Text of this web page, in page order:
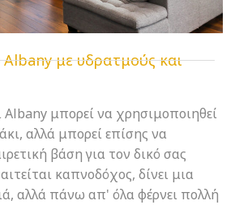
Albany με υδρατμούς και
Albany μπορεί να χρησιμοποιηθεί
αλλά μπορεί επίσης να
βάση για τον δικό σας
καπνοδόχος, δίνει μια
αλλά πάνω απ' όλα φέρνει πολλή